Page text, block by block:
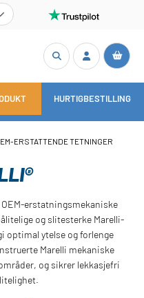
HURTIGBESTILLING
ERSTATTENDE TETNINGER
erstatningsmekaniske
og slitesterke Marelli-
optimal ytelse og forlenge
Marelli mekaniske
og sikrer lekkasjefri